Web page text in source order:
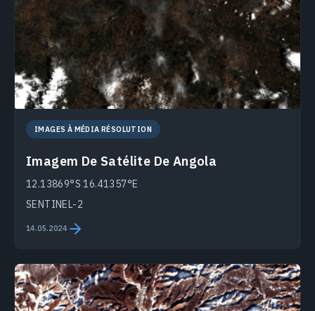
IMAGES À MÉDIA RÉSOLUTION
Imagem De Satélite De Angola
12.13869°S 16.41357°E
SENTINEL-2
14.05.2024